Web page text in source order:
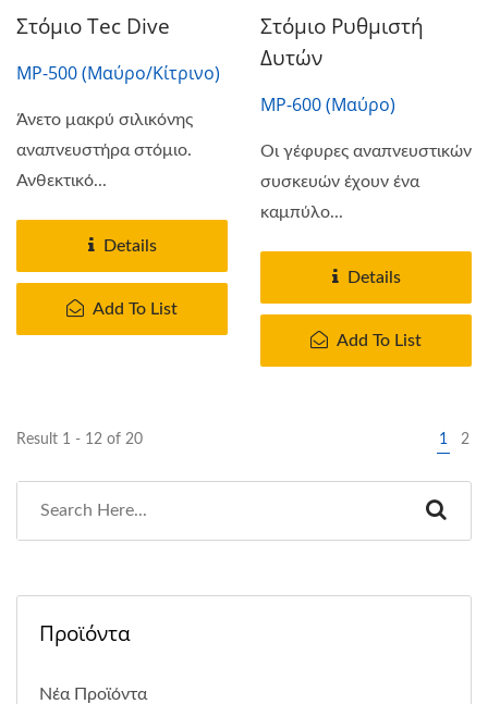
Στόμιο Tec Dive
MP-500 (Μαύρο/Κίτρινο)
Άνετο μακρύ σιλικόνης
αναπνευστήρα στόμιο.
Ανθεκτικό...
Details
Add To List
Στόμιο Ρυθμιστή
Δυτών
MP-600 (Μαύρο)
Οι γέφυρες αναπνευστικών
συσκευών έχουν ένα
καμπύλο...
Details
Add To List
Result 1 - 12 of 20 1 2
Προϊόντα
Νέα Προϊόντα